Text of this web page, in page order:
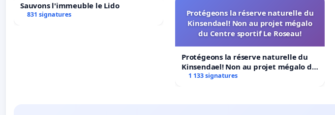
Sauvons l'immeuble le Lido
831 signatures
Protégeons la réserve naturelle du
Kinsendael! Non au projet mégalo
du Centre sportif Le Roseau!
Protégeons la réserve naturelle du
Kinsendael! Non au projet mégalo du
Centre sportif Le Roseau!
1 133 signatures